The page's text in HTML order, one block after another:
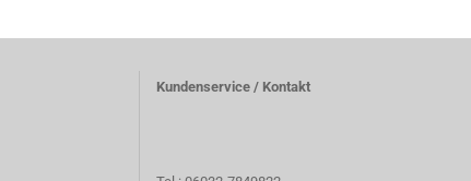
Kundenservice / Kontakt